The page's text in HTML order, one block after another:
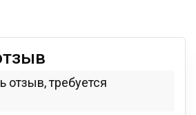
отзыв, требуется